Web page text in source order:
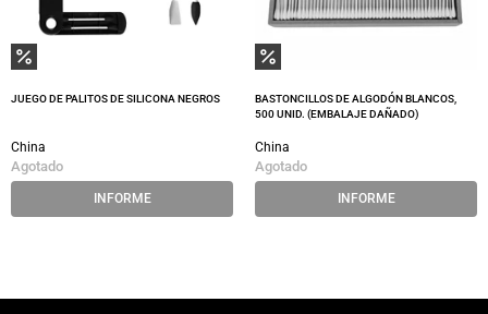
JUEGO DE PALITOS DE SILICONA NEGROS
China
Agotado
INFORME
BASTONCILLOS DE ALGODÓN BLANCOS,
500 UNID. (EMBALAJE DAÑADO)
China
Agotado
INFORME